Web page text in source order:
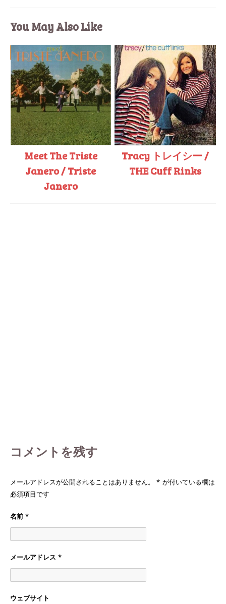
You May Also Like
Meet The Triste
Janero / Triste
Janero
Tracy トレイシー /
THE Cuff Rinks
コメントを残す
メールアドレスが公開されることはありません。* が付いている欄は
必須項目です
名前*
メールアドレス*
ウェブサイト